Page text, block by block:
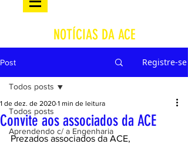
NOTÍCIAS DA ACE
Post Registre-se
Todos posts
Aprendendo c/ a Engenharia
Todos posts
Convite aos associados da ACE
1 de dez. de 2020 1 min de leitura
Prezados associados da ACE,